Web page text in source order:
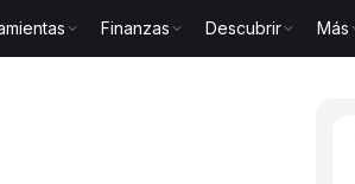
Finanzas Descubrir Más